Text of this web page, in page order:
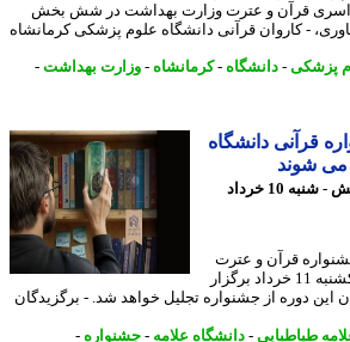
قرآن و عترت وزارت بهداشت در شش بخش
- کاروان قرآنی دانشگاه علوم پزشکی کرمانشاه
-دانشگاه-کرمانشاه-وزارت بهداشت -
دانشگاه
شوند
14 ماه پیش - شنبه 10 خرداد
قرآن و عترت
دانشگاه علامه طباطبایی، یکشنبه 11 خرداد برگزار
دوره از جشنواره تجلیل خواهد شد. - برگزیدگان
طباطبایی-دانشگاه علامه-جشنواره-